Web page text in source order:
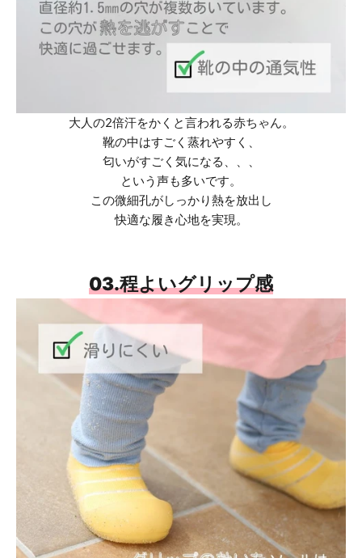
大人の2倍汗をかくと言われる赤ちゃん。
靴の中はすごく蒸れやすく、
匂いがすごく気になる、、、
という声も多いです。
この微細孔がしっかり熱を放出し
快適な履き心地を実現。
03.程よいグリップ感